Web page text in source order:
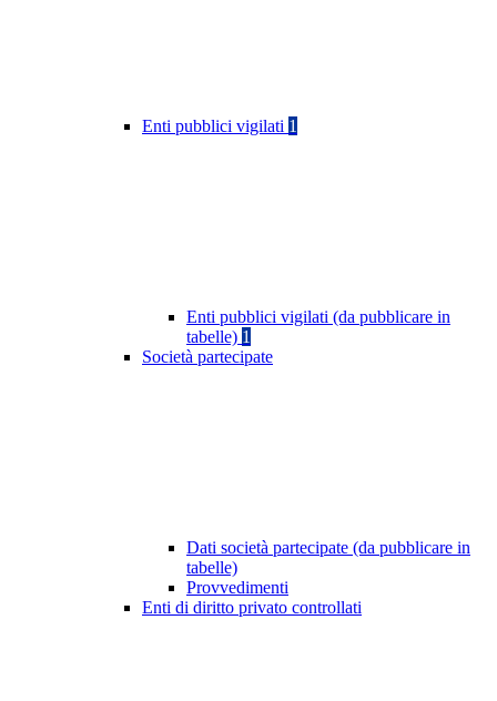
Enti pubblici vigilati 1
Enti pubblici vigilati (da pubblicare in
tabelle) 1
Società partecipate
Dati società partecipate (da pubblicare in
tabelle)
Provvedimenti
Enti di diritto privato controllati